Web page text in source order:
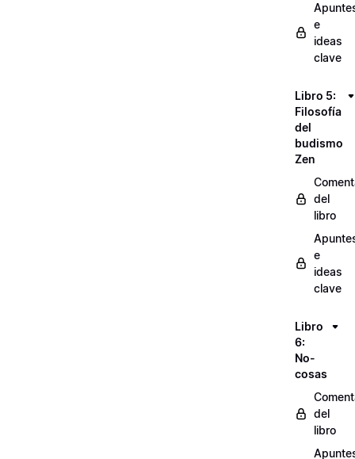
e
ideas
clave
Libro 5:
Filosofía
del
budismo
Zen
del
libro
e
ideas
clave
Libro
6:
No-
cosas
del
libro